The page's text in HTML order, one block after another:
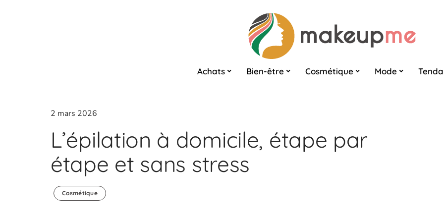
Achats Bien-être Cosmétique Mode
2 mars 2026
L’épilation à domicile, étape par
étape et sans stress
Cosmétique